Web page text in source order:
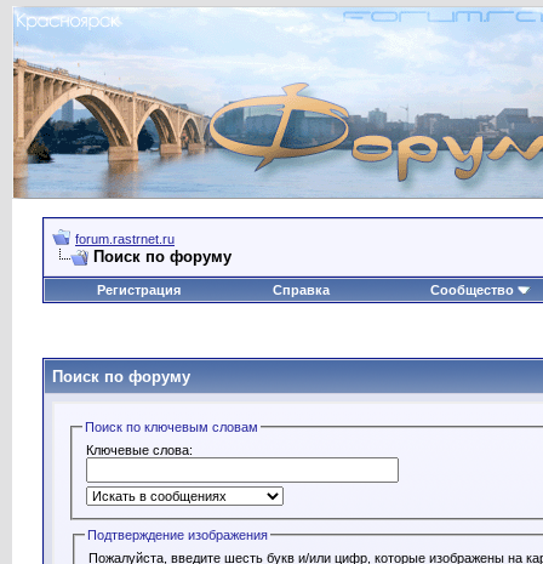
forum.rastrnet.ru
Поиск по форуму
Регистрация Справка Сообщество
Поиск по форуму
Поиск по ключевым словам
Ключевые слова:
Подтверждение изображения
Пожалуйста, введите шесть букв и/или цифр, которые изображены на